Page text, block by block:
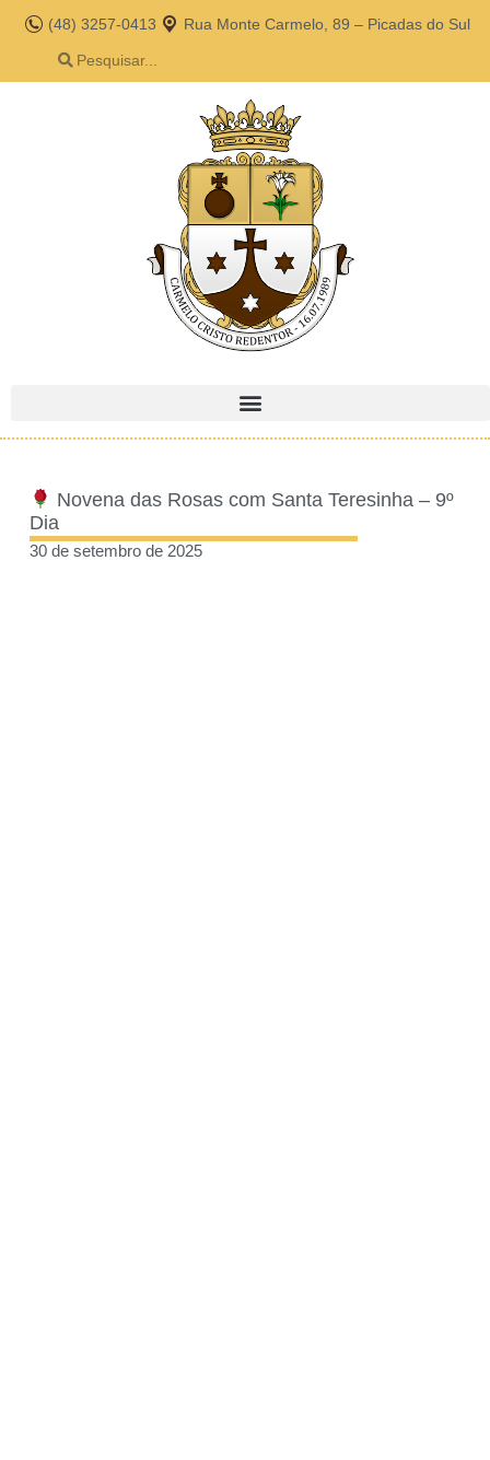
(48) 3257-0413 Rua Monte Carmelo, 89 – Picadas do Sul
Novena das Rosas com Santa Teresinha – 9º
Dia
30 de setembro de 2025